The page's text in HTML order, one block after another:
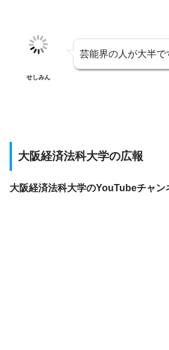
せしみん
芸能界の人が大半で
大阪経済法科大学の広報
大阪経済法科大学のYouTubeチャン